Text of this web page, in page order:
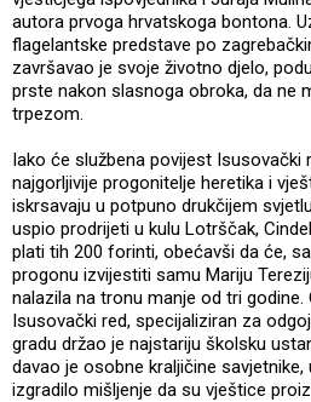
autora prvoga hrvatskoga bontona.
flagelantske predstave po
završavao je svoje životno djelo,
prste nakon slasnoga obroka, da ne
trpezom.
Iako će službena povijest Isusovački
najgorljivije progonitelje heretika i
iskrsavaju u potpuno drukčijem
uspio prodrijeti u kulu Lotrščak,
plati tih 200 forinti, obećavši da će,
progonu izvijestiti samu Mariju
nalazila na tronu manje od tri godine.
Isusovački red, specijaliziran za
gradu držao je najstariju školsku
davao je osobne kraljičine
izgradilo mišljenje da su vještice